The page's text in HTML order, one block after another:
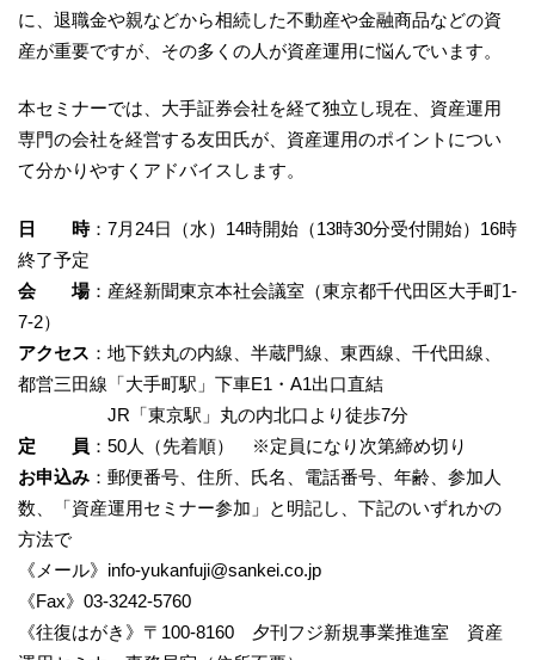
に、退職金や親などから相続した不動産や金融商品などの資
産が重要ですが、その多くの人が資産運用に悩んでいます。
本セミナーでは、大手証券会社を経て独立し現在、資産運用
専門の会社を経営する友田氏が、資産運用のポイントについ
て分かりやすくアドバイスします。
日 時：7月24日（水）14時開始（13時30分受付開始）16時
終了予定
会 場：産経新聞東京本社会議室（東京都千代田区大手町1-
7-2）
アクセス ：地下鉄丸の内線、半蔵門線、東西線、千代田線、
都営三田線「大手町駅」下車E1・A1出口直結
JR「東京駅」丸の内北口より徒歩7分
定 員 ：50人（先着順） ※定員になり次第締め切り
お申込み ：郵便番号、住所、氏名、電話番号、年齢、参加人
数、「資産運用セミナー参加」と明記し、下記のいずれかの
方法で
《メール》info-yukanfuji@sankei.co.jp
《Fax》03-3242-5760
《往復はがき》〒100‐8160 夕刊フジ新規事業推進室 資産